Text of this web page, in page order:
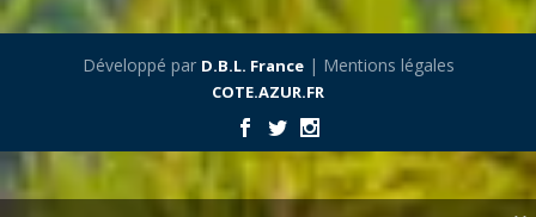
Développé par D.B.L. France| Mentions légales
COTE.AZUR.FR